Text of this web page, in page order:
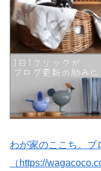
わが家のここち。ブ
（https://